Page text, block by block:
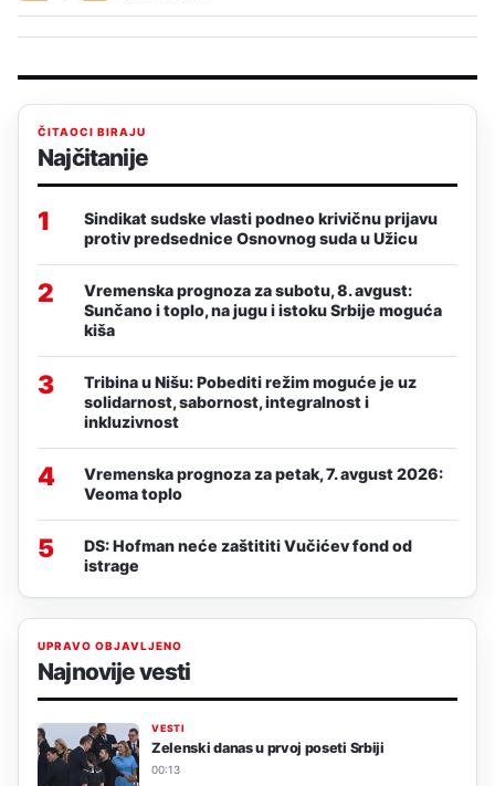
ČITAOCI BIRAJU
Najčitanije
1
Sindikat sudske vlasti podneo krivičnu prijavu
protiv predsednice Osnovnog suda u Užicu
2
Vremenska prognoza za subotu, 8. avgust:
Sunčano i toplo, na jugu i istoku Srbije moguća
kiša
3
Tribina u Nišu: Pobediti režim moguće je uz
solidarnost, sabornost, integralnost i
inkluzivnost
4
Vremenska prognoza za petak, 7. avgust 2026:
Veoma toplo
5
DS: Hofman neće zaštititi Vučićev fond od
istrage
UPRAVO OBJAVLJENO
Najnovije vesti
VESTI
Zelenski danas u prvoj poseti Srbiji
00:13